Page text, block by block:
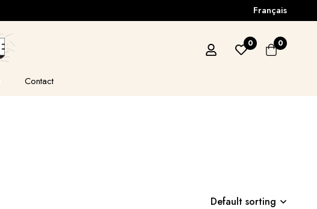
Français
0 0
Contact
Default sorting